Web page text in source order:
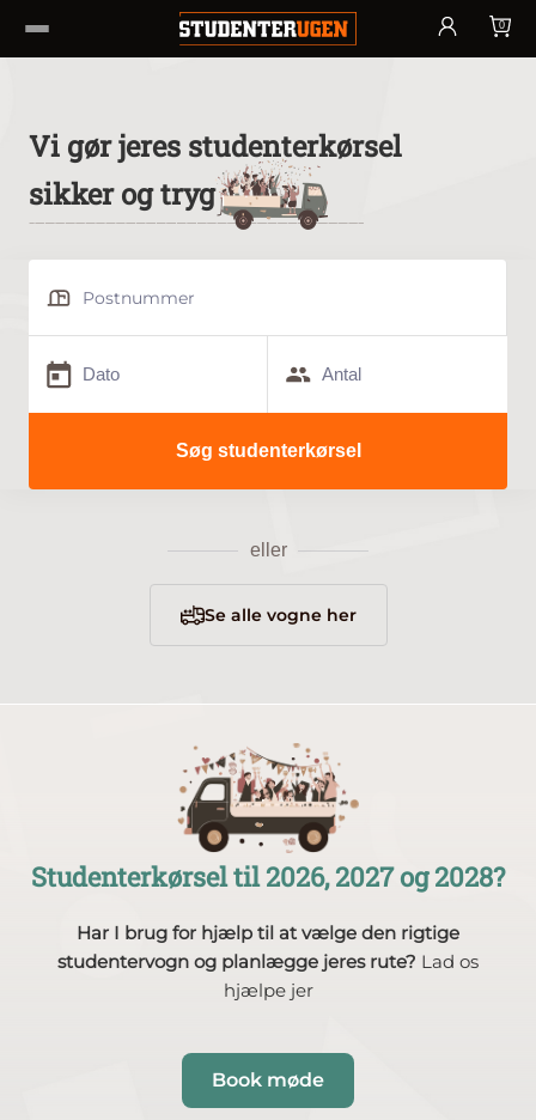
0
Vi gør jeres studenterkørsel
sikker og tryg
Postnummer
eller
Se alle vogne her
Studenterkørsel til 2026, 2027 og 2028?
Har I brug for hjælp til at vælge den rigtige
studentervogn og planlægge jeres rute? Lad os
hjælpe jer
Book møde